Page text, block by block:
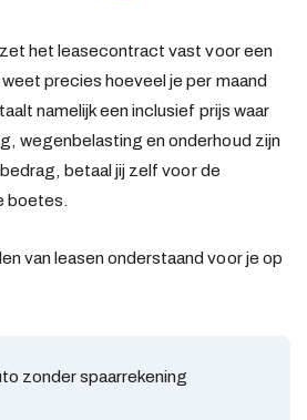
het leasecontract vast voor een
precies hoeveel je per maand
namelijk een inclusief prijs waar
wegenbelasting en onderhoud zijn
betaal jij zelf voor de
boetes.
van leasen onderstaand voor je op
zonder spaarrekening